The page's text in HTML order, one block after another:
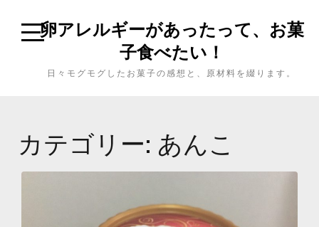
卵アレルギーがあったって、お菓
子食べたい！
日々モグモグしたお菓子の感想と、原材料を綴ります。
カテゴリー: あんこ